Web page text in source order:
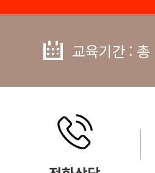
교육기간 : 총